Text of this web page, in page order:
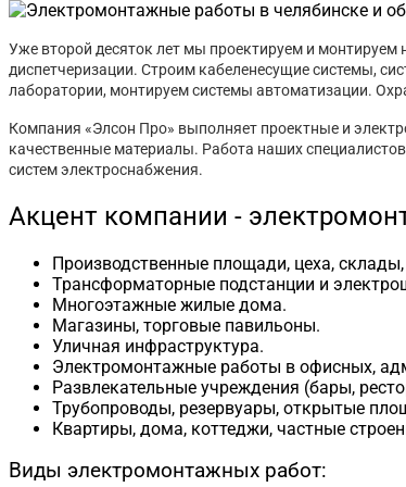
Уже второй десяток лет мы проектируем и
диспетчеризации. Строим кабеленесущие системы,
лаборатории, монтируем системы автоматизации.
Компания «Элсон Про» выполняет проектные и
качественные материалы. Работа наших
систем электроснабжения.
Акцент компании -
Производственные площади, цеха,
Трансформаторные подстанции и
Многоэтажные жилые дома.
Магазины, торговые павильоны.
Уличная инфраструктура.
Электромонтажные работы в офисных,
Развлекательные учреждения (бары,
Трубопроводы, резервуары, открытые
Квартиры, дома, коттеджи, частные
Виды электромонтажных работ: